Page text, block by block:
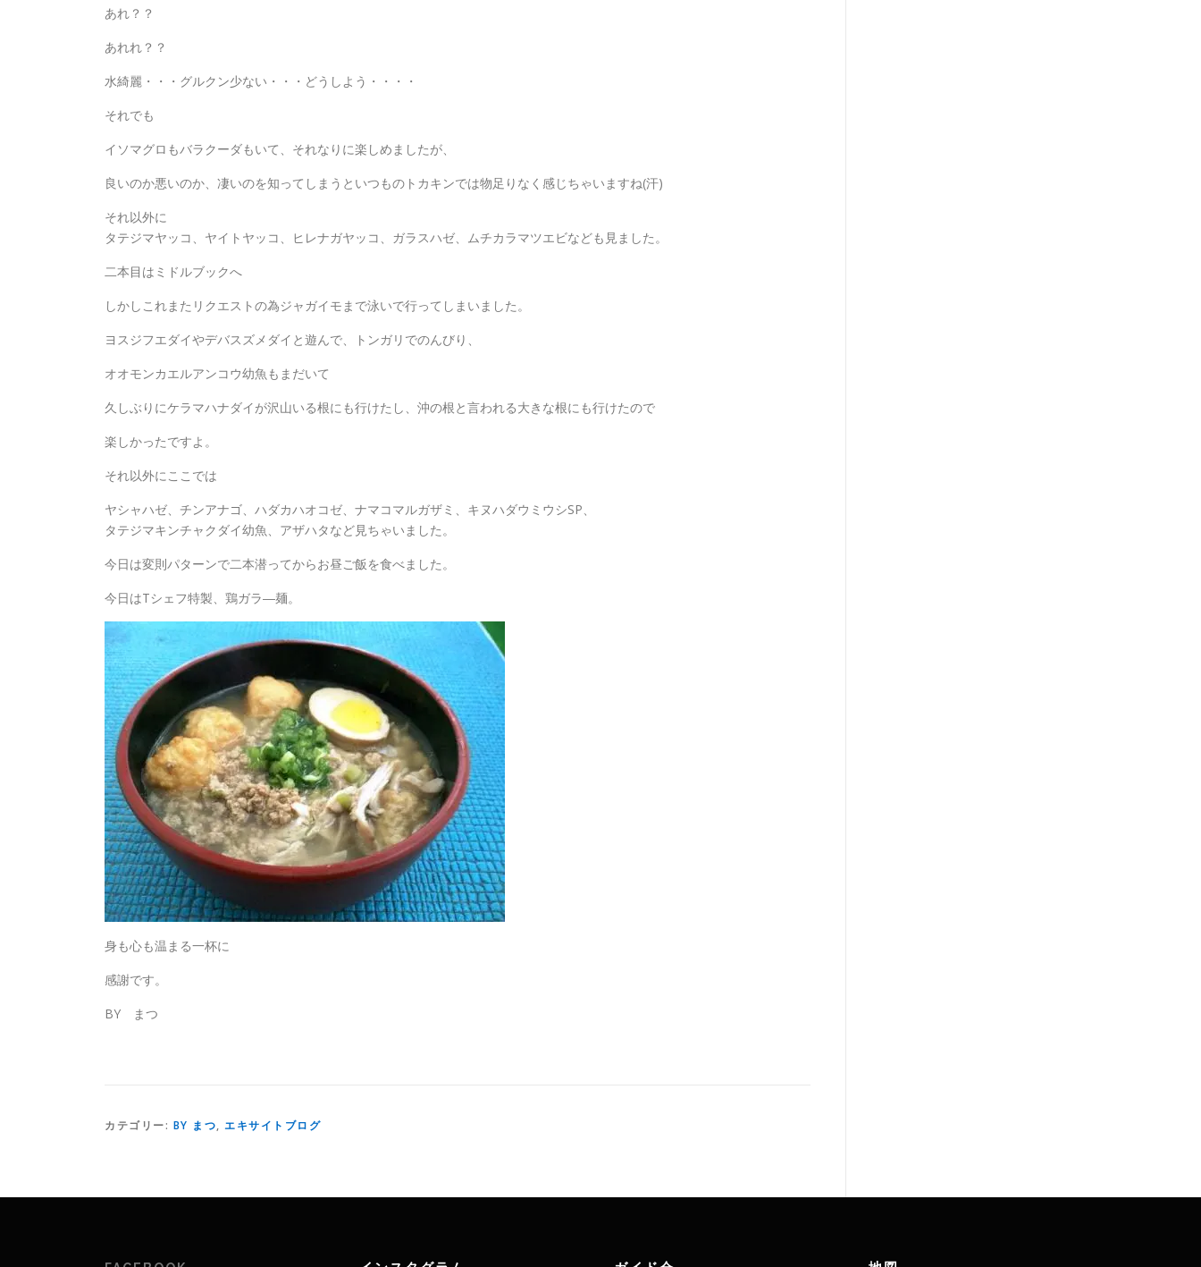
あれ？？
あれれ？？
水綺麗・・・グルクン少ない・・・どうしよう・・・・
それでも
イソマグロもバラクーダもいて、それなりに楽しめましたが、
良いのか悪いのか、凄いのを知ってしまうといつものトカキンでは物足りなく感じちゃいますね(汗)
それ以外に
タテジマヤッコ、ヤイトヤッコ、ヒレナガヤッコ、ガラスハゼ、ムチカラマツエビなども見ました。
二本目はミドルブックへ
しかしこれまたリクエストの為ジャガイモまで泳いで行ってしまいました。
ヨスジフエダイやデバスズメダイと遊んで、トンガリでのんびり、
オオモンカエルアンコウ幼魚もまだいて
久しぶりにケラマハナダイが沢山いる根にも行けたし、沖の根と言われる大きな根にも行けたので
楽しかったですよ。
それ以外にここでは
ヤシャハゼ、チンアナゴ、ハダカハオコゼ、ナマコマルガザミ、キヌハダウミウシSP、
タテジマキンチャクダイ幼魚、アザハタなど見ちゃいました。
今日は変則パターンで二本潜ってからお昼ご飯を食べました。
今日はTシェフ特製、鶏ガラ―麺。
身も心も温まる一杯に
感謝です。
BY まつ
カテゴリー: BY まつ, エキサイトブログ